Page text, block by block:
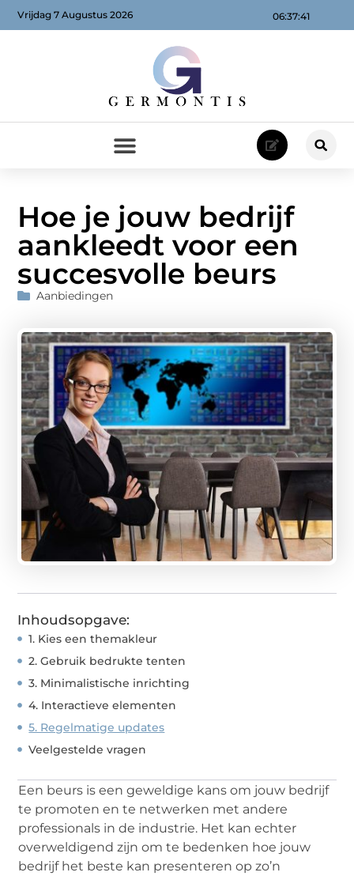
06:37:43
Vrijdag 7 Augustus 2026
Hoe je jouw bedrijf
aankleedt voor een
succesvolle beurs
Aanbiedingen
Inhoudsopgave:
1. Kies een themakleur
2. Gebruik bedrukte tenten
3. Minimalistische inrichting
4. Interactieve elementen
5. Regelmatige updates
Veelgestelde vragen
Een beurs is een geweldige kans om jouw bedrijf
te promoten en te netwerken met andere
professionals in de industrie. Het kan echter
overweldigend zijn om te bedenken hoe jouw
bedrijf het beste kan presenteren op zo’n